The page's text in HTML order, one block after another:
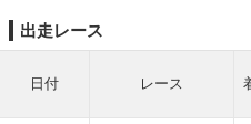
出走レース
日付 レース